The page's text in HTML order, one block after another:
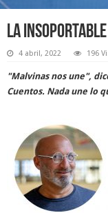
La
4 abril, 2022 196
"Malvinas nos une",
Cuentos. Nada une lo